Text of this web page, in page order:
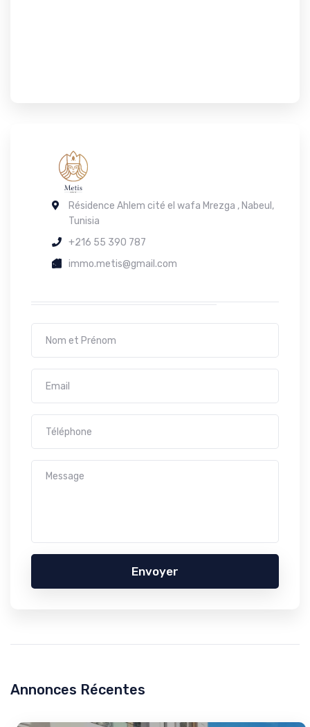
Résidence Ahlem cité el wafa Mrezga , Nabeul,
Tunisia
+216 55 390 787
immo.metis@gmail.com
Envoyer
Annonces Récentes